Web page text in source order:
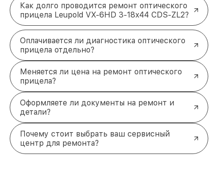
Как долго проводится ремонт оптического
прицела Leupold VX-6HD 3-18x44 CDS-ZL2?
Оплачивается ли диагностика оптического
прицела отдельно?
Меняется ли цена на ремонт оптического
прицела?
Оформляете ли документы на ремонт и
детали?
Почему стоит выбрать ваш сервисный
центр для ремонта?